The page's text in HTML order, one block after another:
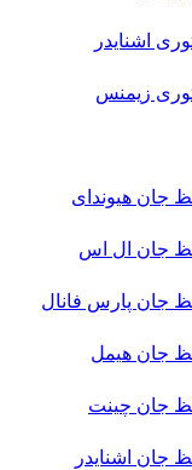
اشنایدر
زیمنس
جان هیوندای
جان ال اس
جان پارس فانال
جان هیمل
جان چینت
جان اشنایدر